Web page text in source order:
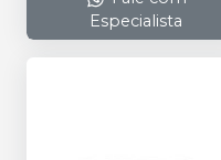
Especialista